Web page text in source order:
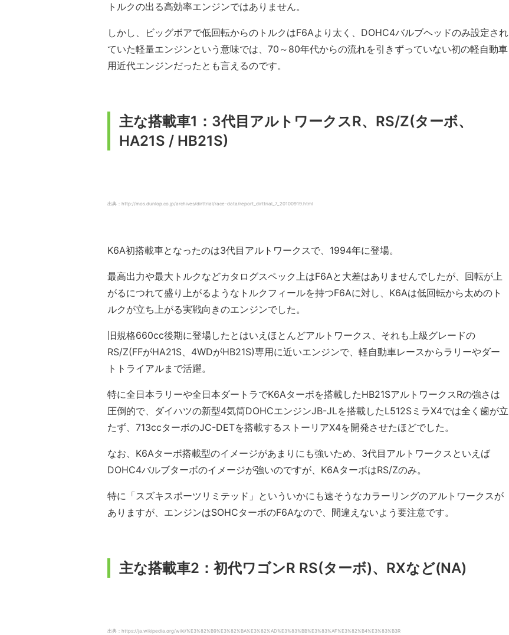
トルクの出る高効率エンジンではありません。
しかし、ビッグボアで低回転からのトルクはF6Aより太く、DOHC4バルブヘッドのみ設定され
ていた軽量エンジンという意味では、70～80年代からの流れを引きずっていない初の軽自動車
用近代エンジンだったとも言えるのです。
主な搭載車1：3代目アルトワークスR、RS/Z(ターボ、
HA21S / HB21S)
出典：http://mos.dunlop.co.jp/archives/dirttrial/race-data/report_dirttrial_7_20100919.html
K6A初搭載車となったのは3代目アルトワークスで、1994年に登場。
最高出力や最大トルクなどカタログスペック上はF6Aと大差はありませんでしたが、回転が上
がるにつれて盛り上がるようなトルクフィールを持つF6Aに対し、K6Aは低回転から太めのト
ルクが立ち上がる実戦向きのエンジンでした。
旧規格660cc後期に登場したとはいえほとんどアルトワークス、それも上級グレードの
RS/Z(FFがHA21S、4WDがHB21S)専用に近いエンジンで、軽自動車レースからラリーやダー
トトライアルまで活躍。
特に全日本ラリーや全日本ダートラでK6Aターボを搭載したHB21SアルトワークスRの強さは
圧倒的で、ダイハツの新型4気筒DOHCエンジンJB-JLを搭載したL512SミラX4では全く歯が立
たず、713ccターボのJC-DETを搭載するストーリアX4を開発させたほどでした。
なお、K6Aターボ搭載型のイメージがあまりにも強いため、3代目アルトワークスといえば
DOHC4バルブターボのイメージが強いのですが、K6AターボはRS/Zのみ。
特に「スズキスポーツリミテッド」といういかにも速そうなカラーリングのアルトワークスが
ありますが、エンジンはSOHCターボのF6Aなので、間違えないよう要注意です。
主な搭載車2：初代ワゴンR RS(ターボ)、RXなど(NA)
出典：https://ja.wikipedia.org/wiki/%E3%82%B9%E3%82%BA%E3%82%AD%E3%83%BB%E3%83%AF%E3%82%B4%E3%83%B3R